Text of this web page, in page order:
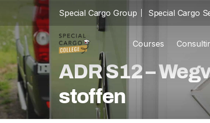
Special Cargo Group Special Cargo
Courses
cast_for_education
ADR S12 –
stoffen
Special Cargo Group
Special Cargo Services